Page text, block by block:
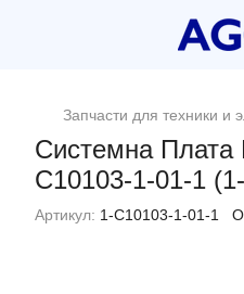
Запчасти для техники и
Системна Плата
C10103-1-01-1
Артикул: 1-C10103-1-01-1